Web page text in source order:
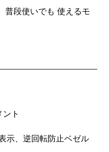
普段使いでも 使えるモ
ト
示、逆回転防止ベゼル